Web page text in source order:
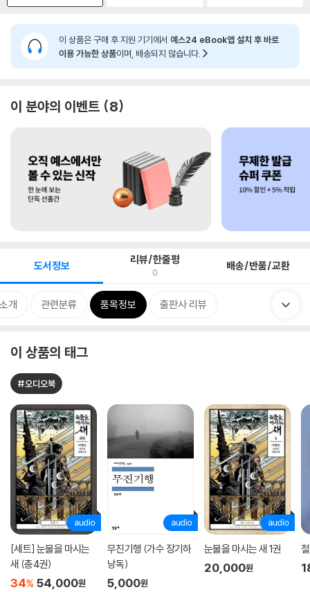
이 상품은 구매 후 지원 기기에서 예스24 eBook앱 설치 후 바로
이용 가능한 상품이며, 배송되지 않습니다.
이 분야의 이벤트 8
도서정보 리뷰/한줄평
0 배송/반품/교환
개 관련분류 품목정보 출판사 리뷰
이 상품의 태그
#오디오북
[세트] 눈물을 마시는
새 (총4권)
34% 54,000원
무진기행 (가수 장기하
낭독)
5,000원
눈물을 마시는 새 1권
20,000원